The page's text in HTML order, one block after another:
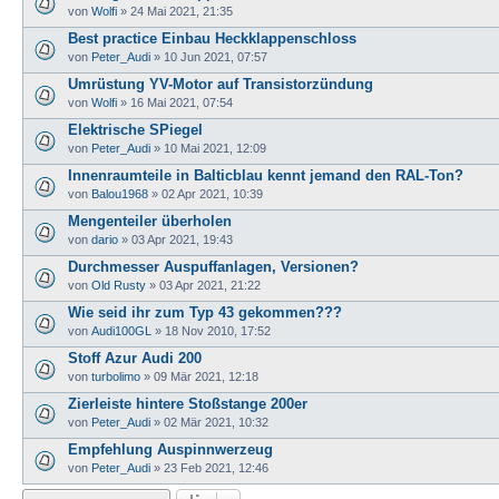
von Wolfi » 24 Mai 2021, 21:35
Best practice Einbau Heckklappenschloss
von Peter_Audi » 10 Jun 2021, 07:57
Umrüstung YV-Motor auf Transistorzündung
von Wolfi » 16 Mai 2021, 07:54
Elektrische SPiegel
von Peter_Audi » 10 Mai 2021, 12:09
Innenraumteile in Balticblau kennt jemand den RAL-Ton?
von Balou1968 » 02 Apr 2021, 10:39
Mengenteiler überholen
von dario » 03 Apr 2021, 19:43
Durchmesser Auspuffanlagen, Versionen?
von Old Rusty » 03 Apr 2021, 21:22
Wie seid ihr zum Typ 43 gekommen???
von Audi100GL » 18 Nov 2010, 17:52
Stoff Azur Audi 200
von turbolimo » 09 Mär 2021, 12:18
Zierleiste hintere Stoßstange 200er
von Peter_Audi » 02 Mär 2021, 10:32
Empfehlung Auspinnwerzeug
von Peter_Audi » 23 Feb 2021, 12:46